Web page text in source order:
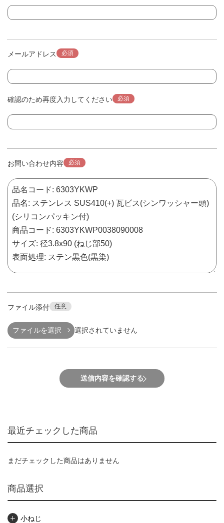
メールアドレス 必須
確認のため再度入力してください 必須
お問い合わせ内容 必須
ファイル添付 任意
ファイルを選択 選択されていません
送信内容を確認する
最近チェックした商品
まだチェックした商品はありません
商品選択
小ねじ